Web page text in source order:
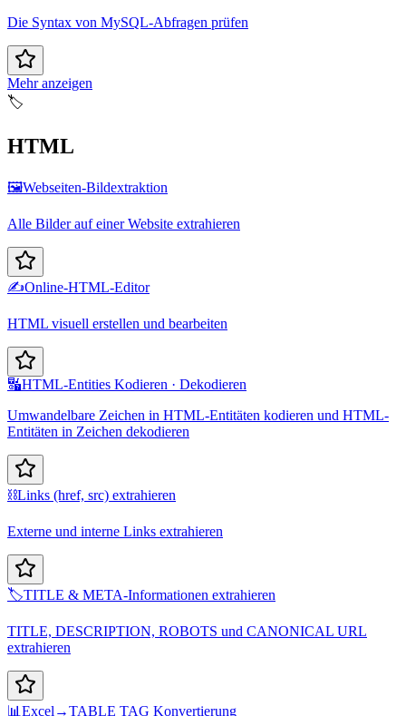
Die Syntax von MySQL-Abfragen prüfen
Mehr anzeigen
🏷️
HTML
🖼️Webseiten-Bildextraktion
Alle Bilder auf einer Website extrahieren
✍️Online-HTML-Editor
HTML visuell erstellen und bearbeiten
🔣HTML-Entities Kodieren · Dekodieren
Umwandelbare Zeichen in HTML-Entitäten kodieren und HTML-
Entitäten in Zeichen dekodieren
⛓️Links (href, src) extrahieren
Externe und interne Links extrahieren
🏷️TITLE & META-Informationen extrahieren
TITLE, DESCRIPTION, ROBOTS und CANONICAL URL
extrahieren
📊 Excel→TABLE TAG Konvertierung